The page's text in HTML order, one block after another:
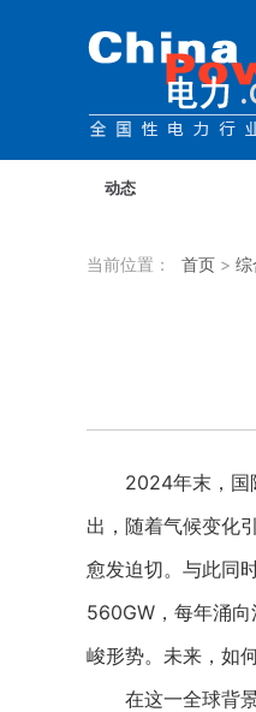
动态
当前位置： 首页 > 综
2024年末，国际
出，随着气候变化
愈发迫切。与此同
560GW，每年涌
峻形势。未来，如
在这一全球背景